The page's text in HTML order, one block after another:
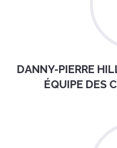
DANNY-PIERRE
ÉQUIPE DES